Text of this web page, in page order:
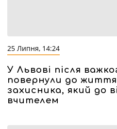
25 Липня, 14:24
У Львові після
повернули до життя
захисника, який до
вчителем